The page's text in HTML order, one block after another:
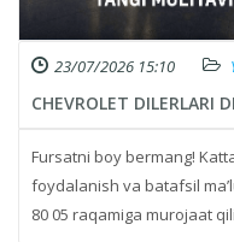
23/07/2026 15:10
CHEVROLET DILERLARI
Fursatni boy bermang!
foydalanish va batafsil
80 05 raqamiga murojaat